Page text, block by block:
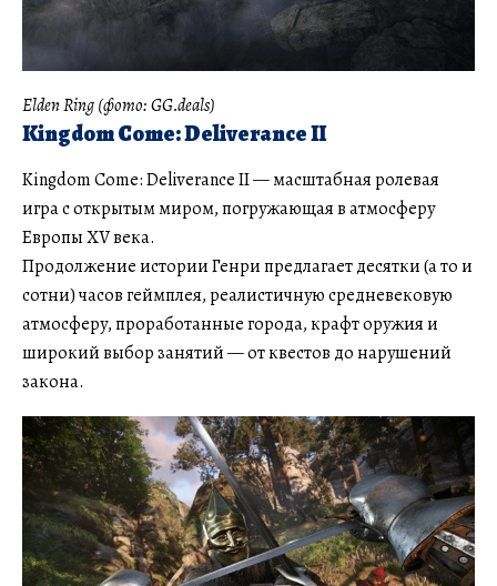
Elden Ring (фото: GG.deals)
Kingdom Come: Deliverance II
Kingdom Come: Deliverance II — масштабная ролевая
игра с открытым миром, погружающая в атмосферу
Европы XV века.
Продолжение истории Генри предлагает десятки (а то и
сотни) часов геймплея, реалистичную средневековую
атмосферу, проработанные города, крафт оружия и
широкий выбор занятий — от квестов до нарушений
закона.